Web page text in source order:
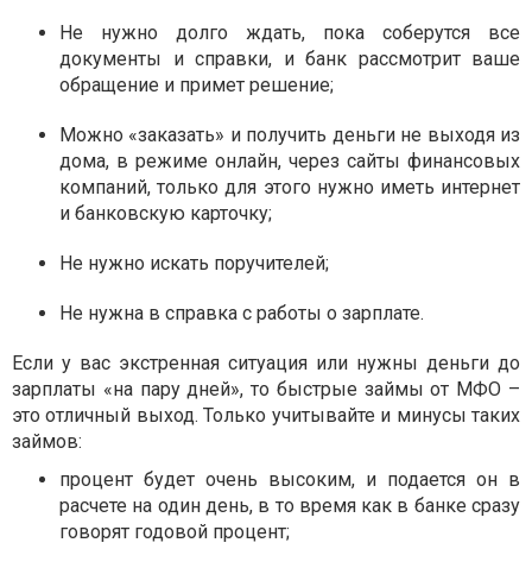
Не нужно долго ждать, пока соберутся все
документы и справки, и банк рассмотрит ваше
обращение и примет решение;
Можно «заказать» и получить деньги не выходя из
дома, в режиме онлайн, через сайты финансовых
компаний, только для этого нужно иметь интернет
и банковскую карточку;
Не нужно искать поручителей;
Не нужна в справка с работы о зарплате.
Если у вас экстренная ситуация или нужны деньги до
зарплаты «на пару дней», то быстрые займы от МФО –
это отличный выход. Только учитывайте и минусы таких
займов:
процент будет очень высоким, и подается он в
расчете на один день, в то время как в банке сразу
говорят годовой процент;